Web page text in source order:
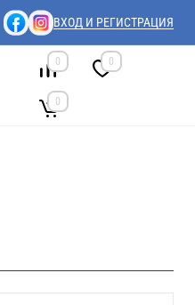
ВХОД И РЕГИСТРАЦИЯ
0 0
0